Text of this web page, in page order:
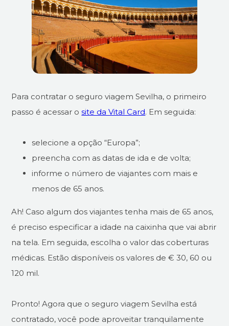
Para contratar o seguro viagem Sevilha, o primeiro
passo é acessar osite da Vital Card. Em seguida:
selecione a opção “Europa”;
preencha com as datas de ida e de volta;
informe o número de viajantes com mais e
menos de 65 anos.
Ah! Caso algum dos viajantes tenha mais de 65 anos,
é preciso especificar a idade na caixinha que vai abrir
na tela. Em seguida, escolha o valor das coberturas
médicas. Estão disponíveis os valores de € 30, 60 ou
120 mil.
Pronto! Agora que o seguro viagem Sevilha está
contratado, você pode aproveitar tranquilamente